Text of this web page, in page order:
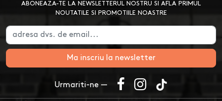
ABONEAZA-TE LA NEWSLETTERUL NOSTRU SI AFLA PRIMUL
NOUTATILE SI PROMOTIILE NOASTRE
Ma inscriu la newsletter
Urmariti-ne —